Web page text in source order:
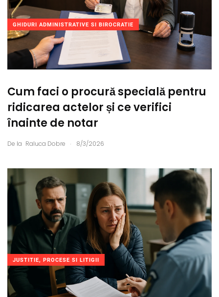
GHIDURI ADMINISTRATIVE SI BIROCRATIE
Cum faci o procură specială pentru
ridicarea actelor și ce verifici
înainte de notar
De la Raluca Dobre . 8/3/2026
JUSTITIE, PROCESE SI LITIGII